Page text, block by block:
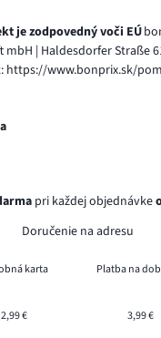
je zodpovedný voči EÚ
mbH | Haldesdorfer Straße
https://www.bonprix.sk/
pri každej objednávke
Doručenie na adresu
karta Platba na
2,99 € 3,99 €